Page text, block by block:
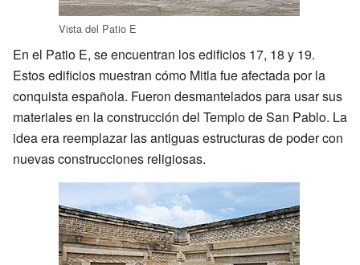
Vista del Patio E
En el Patio E, se encuentran los edificios 17, 18 y 19.
Estos edificios muestran cómo Mitla fue afectada por la
conquista española. Fueron desmantelados para usar sus
materiales en la construcción del Templo de San Pablo. La
idea era reemplazar las antiguas estructuras de poder con
nuevas construcciones religiosas.